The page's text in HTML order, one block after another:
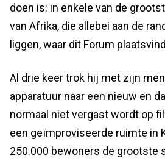
doen is: in enkele van de
van Afrika, die allebei aan de
liggen, waar dit Forum
Al drie keer trok hij met zijn
apparatuur naar een nieuw en
normaal niet vergast wordt op
een geïmproviseerde ruimte in
250.000 bewoners de grootste